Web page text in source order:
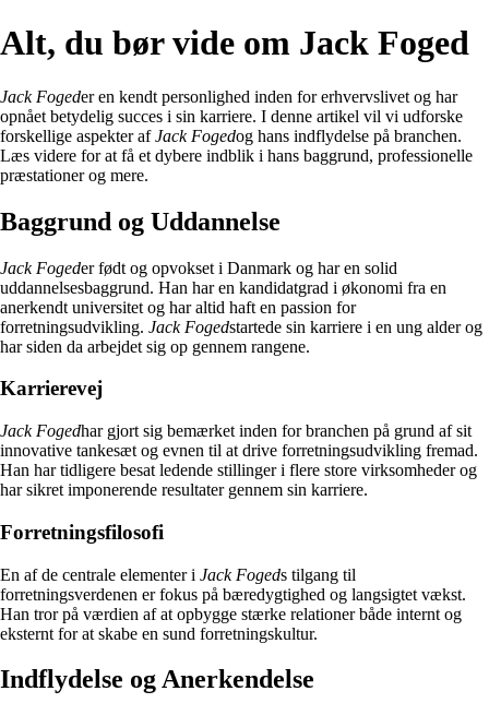
Alt, du bør vide om Jack Foged
Jack Fogeder en kendt personlighed inden for erhvervslivet og har
opnået betydelig succes i sin karriere. I denne artikel vil vi udforske
forskellige aspekter afJack Fogedog hans indflydelse på branchen.
Læs videre for at få et dybere indblik i hans baggrund, professionelle
præstationer og mere.
Baggrund og Uddannelse
Jack Fogeder født og opvokset i Danmark og har en solid
uddannelsesbaggrund. Han har en kandidatgrad i økonomi fra en
anerkendt universitet og har altid haft en passion for
forretningsudvikling. Jack Fogedstartede sin karriere i en ung alder og
har siden da arbejdet sig op gennem rangene.
Karrierevej
Jack Fogedhar gjort sig bemærket inden for branchen på grund af sit
innovative tankesæt og evnen til at drive forretningsudvikling fremad.
Han har tidligere besat ledende stillinger i flere store virksomheder og
har sikret imponerende resultater gennem sin karriere.
Forretningsfilosofi
En af de centrale elementer i Jack Fogeds tilgang til
forretningsverdenen er fokus på bæredygtighed og langsigtet vækst.
Han tror på værdien af at opbygge stærke relationer både internt og
eksternt for at skabe en sund forretningskultur.
Indflydelse og Anerkendelse